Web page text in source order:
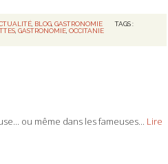
, BLOG, GASTRONOMIE
TAGS :
,GASTRONOMIE,OCCITANIE
ou même dans les fameuses...
Lire